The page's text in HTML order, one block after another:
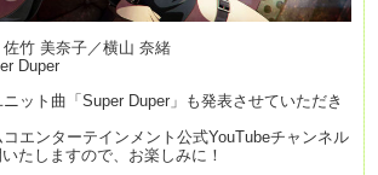
竹 美奈子／横山 奈緒
Duper
ット曲「Super Duper」も発表させていただき
エンターテインメント公式YouTubeチャンネル
たしますので、お楽しみに！